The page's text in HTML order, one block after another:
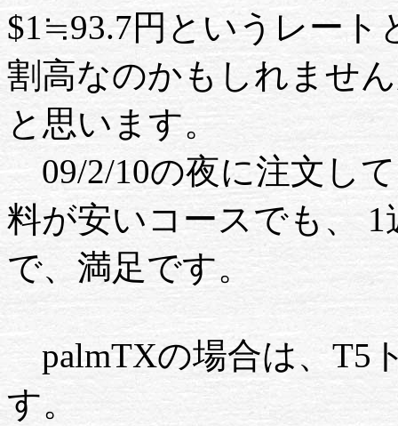
$1≒93.7円というレート
割高なのかもしれませ
と思います。
09/2/10の夜に注文し
料が安いコースでも、
で、満足です。
palmTXの場合は、T5
す。